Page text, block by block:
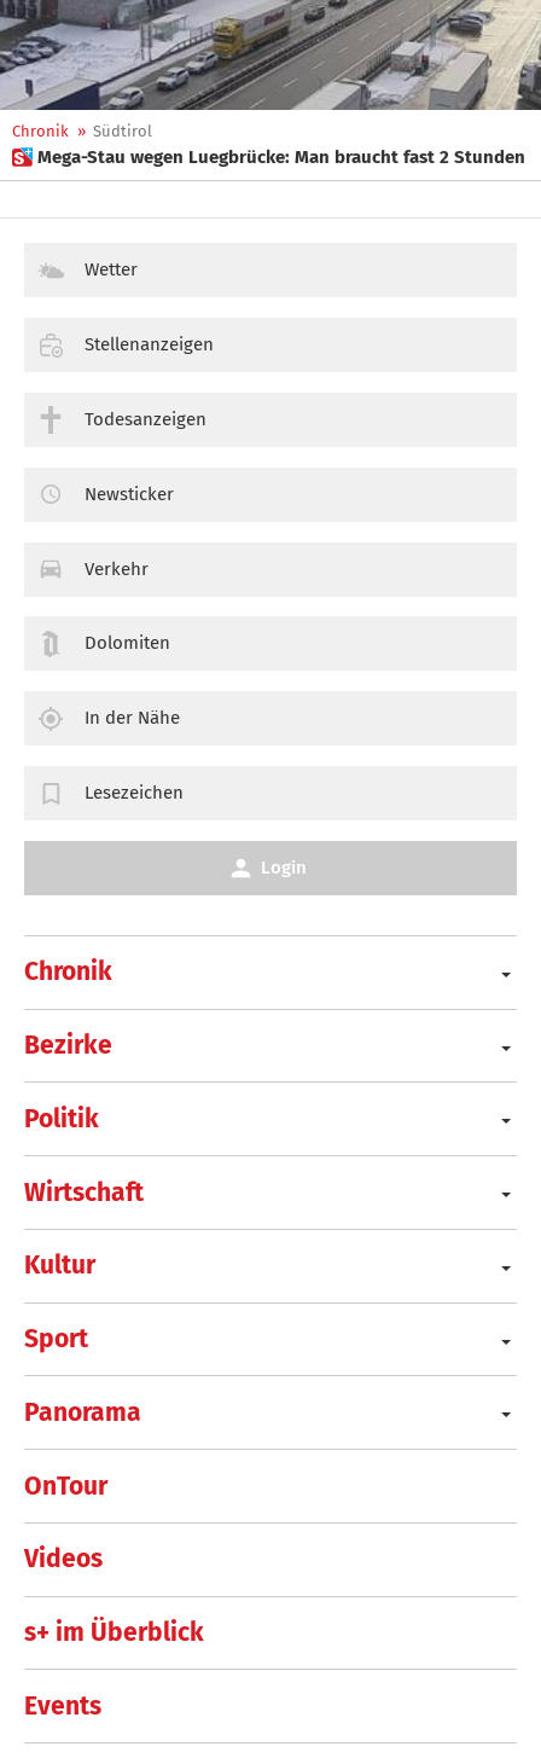
Chronik » Südtirol
 Mega-Stau wegen Luegbrücke: Man braucht fast 2 Stunden
Chronik
Bezirke
Politik
Wirtschaft
Kultur
Sport
Panorama
OnTour
Videos
s+ im Überblick
Events
Wetter
Stellenanzeigen
Todesanzeigen
Newsticker
Verkehr
Dolomiten
In der Nähe
Lesezeichen
Login